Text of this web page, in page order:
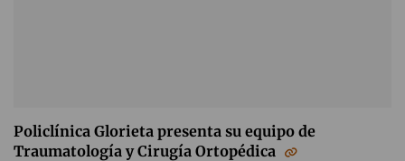
Policlínica Glorieta presenta su equipo de
Traumatología y Cirugía Ortopédica